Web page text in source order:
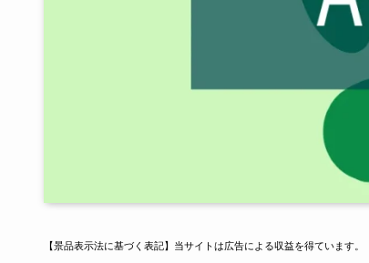
【景品表示法に基づく表記】当サイトは広告による収益を得ています。